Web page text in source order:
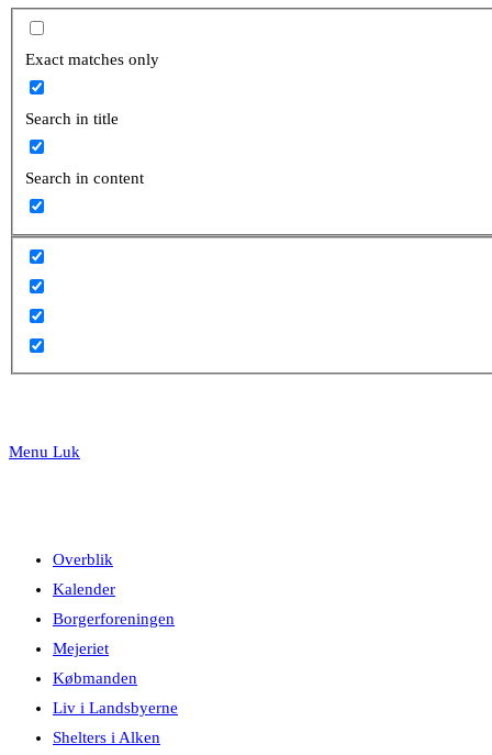
search
Exact matches only
Search in title
Search in content
Menu Luk
Overblik
Kalender
Borgerforeningen
Mejeriet
Købmanden
Liv i Landsbyerne
Shelters i Alken